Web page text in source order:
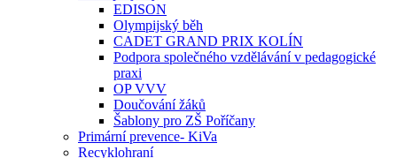
EDISON
Olympijský běh
CADET GRAND PRIX KOLÍN
Podpora společného vzdělávání v pedagogické
praxi
OP VVV
Doučování žáků
Šablony pro ZŠ Poříčany
Primární prevence- KiVa
Recyklohraní